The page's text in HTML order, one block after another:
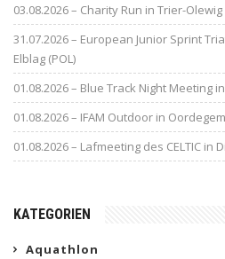
03.08.2026 – Charity Run in Trier-Olewig
31.07.2026 – European Junior Sprint
Elblag (POL)
01.08.2026 – Blue Track Night Meeting
01.08.2026 – IFAM Outdoor in Oordegem
01.08.2026 – Lafmeeting des CELTIC in
KATEGORIEN
Aquathlon